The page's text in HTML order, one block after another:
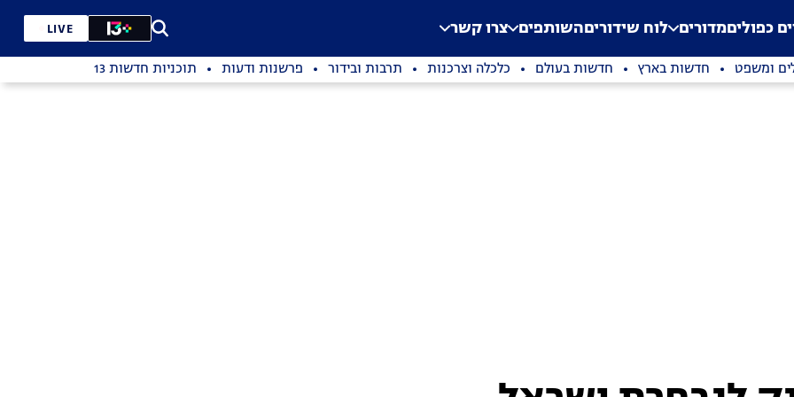
Application error: a
. כפוליםמדורים לוח שידוריםהשותפים צרו קשר LIVE
ומשפט חדשות בארץ חדשות בעולם כלכלה וצרכנות תרבות ובידור פרשנות ודעות תוכניות חדשות 13